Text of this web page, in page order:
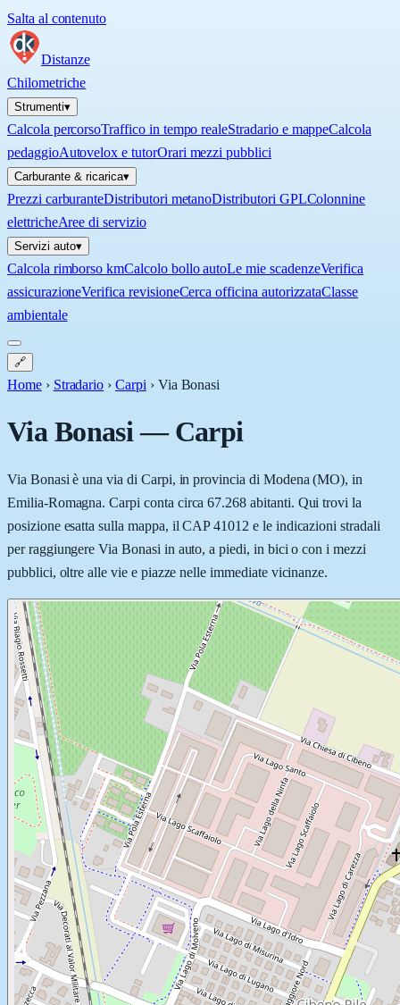
Salta al contenuto
Distanze
Chilometriche
Strumenti▾
Calcola percorsoTraffico in tempo realeStradario e mappeCalcola
pedaggioAutovelox e tutorOrari mezzi pubblici
Carburante & ricarica▾
Prezzi carburanteDistributori metanoDistributori GPLColonnine
elettricheAree di servizio
Servizi auto▾
Calcola rimborso kmCalcolo bollo autoLe mie scadenzeVerifica
assicurazioneVerifica revisioneCerca officina autorizzataClasse
ambientale
🔗
Home › Stradario › Carpi › Via Bonasi
Via Bonasi—Carpi
Via Bonasi è una via di Carpi, in provincia di Modena (MO), in
Emilia-Romagna. Carpi conta circa 67.268 abitanti. Qui trovi la
posizione esatta sulla mappa, il CAP 41012 e le indicazioni stradali
per raggiungere Via Bonasi in auto, a piedi, in bici o con i mezzi
pubblici, oltre alle vie e piazze nelle immediate vicinanze.